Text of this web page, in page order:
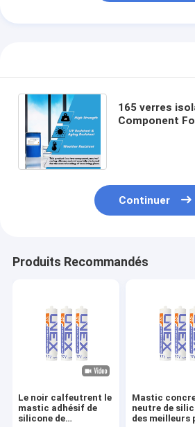
165 verres
Component
Continuer
Produits Recommandés
Le noir calfeutrent le
mastic adhésif de
silicone de
Mastic
neutre de
des meilleurs